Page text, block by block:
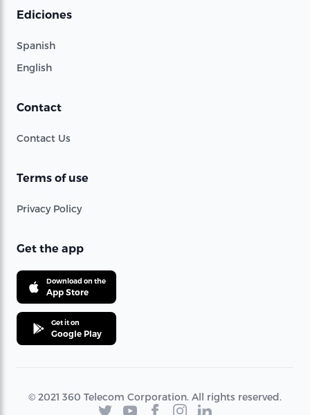
Ediciones
Spanish
English
Contact
Contact Us
Terms of use
Privacy Policy
Get the app
Download on the
App Store
Get it on
Google Play
© 2021 360 Telecom Corporation. All rights reserved.